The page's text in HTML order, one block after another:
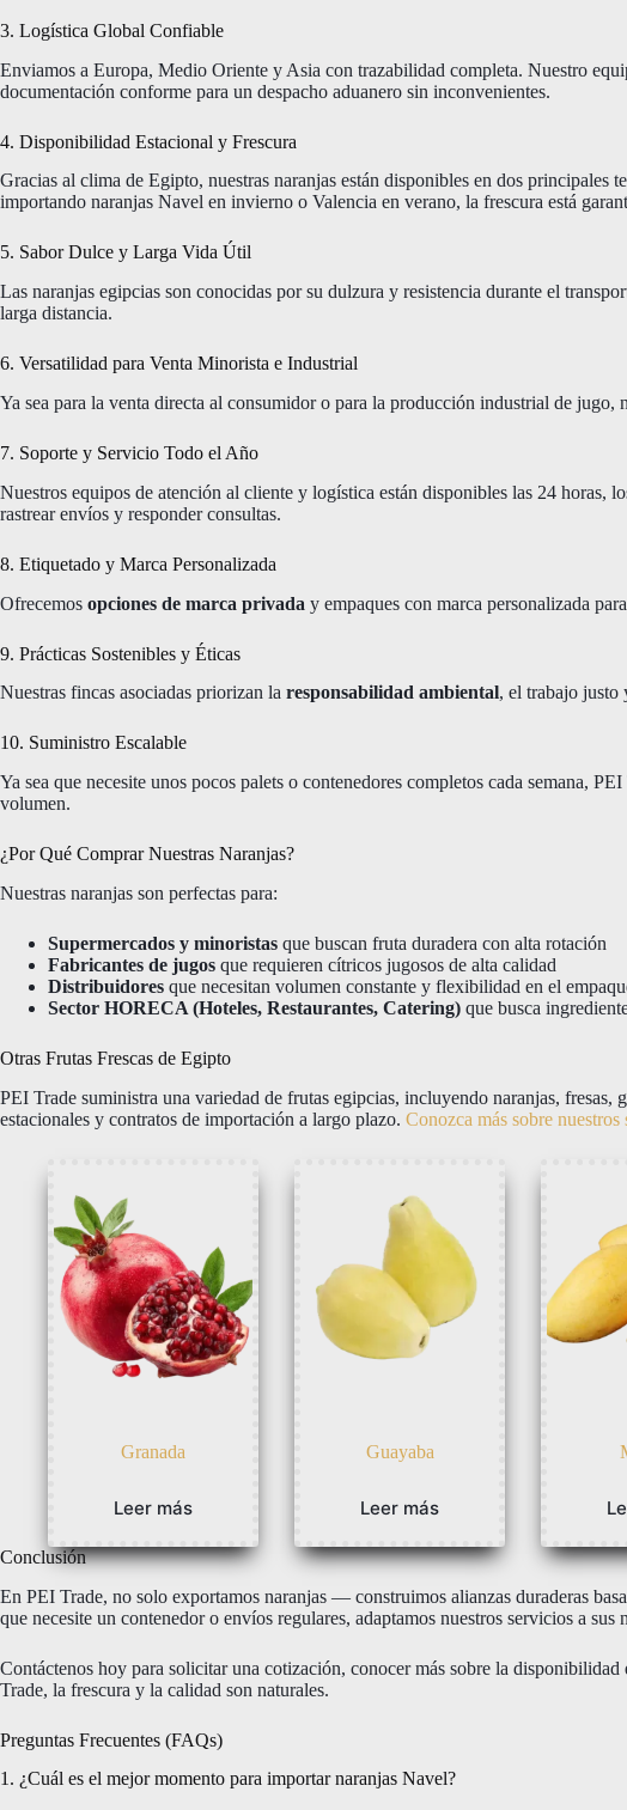
3. Logística Global Confiable
Enviamos a Europa, Medio Oriente y Asia con trazabilidad completa. Nuestro
documentación conforme para un despacho aduanero sin inconvenientes.
4. Disponibilidad Estacional y Frescura
Gracias al clima de Egipto, nuestras naranjas están disponibles en dos principales
importando naranjas Navel en invierno o Valencia en verano, la frescura está
5. Sabor Dulce y Larga Vida Útil
Las naranjas egipcias son conocidas por su dulzura y resistencia durante el
larga distancia.
6. Versatilidad para Venta Minorista e Industrial
Ya sea para la venta directa al consumidor o para la producción industrial de jugo,
7. Soporte y Servicio Todo el Año
Nuestros equipos de atención al cliente y logística están disponibles las 24 horas,
rastrear envíos y responder consultas.
8. Etiquetado y Marca Personalizada
Ofrecemos opciones de marca privada y empaques con marca personalizada
9. Prácticas Sostenibles y Éticas
Nuestras fincas asociadas priorizan la responsabilidad ambiental, el trabajo justo
10. Suministro Escalable
Ya sea que necesite unos pocos palets o contenedores completos cada semana,
volumen.
¿Por Qué Comprar Nuestras Naranjas?
Nuestras naranjas son perfectas para:
Supermercados y minoristas que buscan fruta duradera con alta rotación
Fabricantes de jugos que requieren cítricos jugosos de alta calidad
Distribuidores que necesitan volumen constante y flexibilidad en el
Sector HORECA (Hoteles, Restaurantes, Catering) que busca
Otras Frutas Frescas de Egipto
PEI Trade suministra una variedad de frutas egipcias, incluyendo naranjas, fresas,
estacionales y contratos de importación a largo plazo. Conozca más sobre
Granada
Leer más
Guayaba
Leer más
Conclusión
En PEI Trade, no solo exportamos naranjas — construimos alianzas duraderas
que necesite un contenedor o envíos regulares, adaptamos nuestros servicios a sus
Contáctenos hoy para solicitar una cotización, conocer más sobre la
Trade, la frescura y la calidad son naturales.
Preguntas Frecuentes (FAQs)
1. ¿Cuál es el mejor momento para importar naranjas Navel?